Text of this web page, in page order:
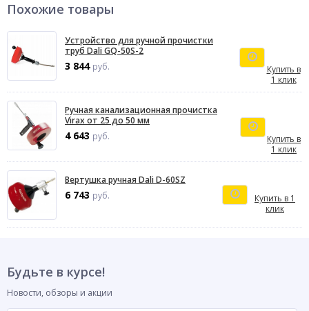
Похожие товары
Устройство для ручной прочистки
труб Dali GQ-50S-2
3 844 руб.
Купить в
1 клик
Ручная канализационная прочистка
Virax от 25 до 50 мм
4 643 руб.
Купить в
1 клик
Вертушка ручная Dali D-60SZ
6 743 руб.
Купить в 1
клик
Будьте в курсе!
Новости, обзоры и акции